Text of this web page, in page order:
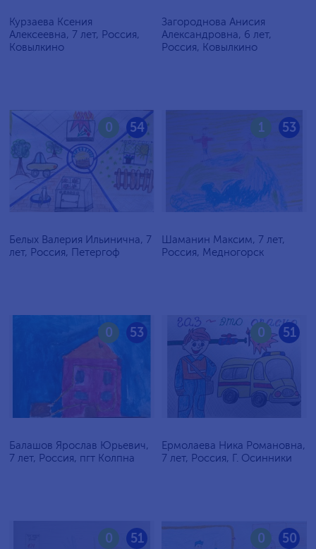
Курзаева Ксения
Алексеевна, 7 лет, Россия,
Ковылкино
Загороднова Анисия
Александровна, 6 лет,
Россия, Ковылкино
54
0
Белых Валерия Ильинична, 7
лет, Россия, Петергоф
53
1
Шаманин Максим, 7 лет,
Россия, Медногорск
53
0
Балашов Ярослав Юрьевич,
7 лет, Россия, пгт Колпна
51
0
Ермолаева Ника Романовна,
7 лет, Россия, Г. Осинники
51
0 50
0